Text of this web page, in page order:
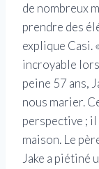
de nombreux
prendre des
explique Casi.
incroyable
peine 57 ans,
nous marier.
perspective ; il
maison. Le
Jake a piétiné